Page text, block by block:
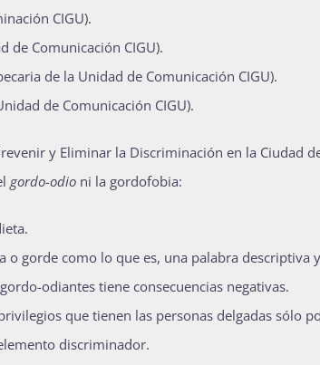
CIGU).
de Comunicación CIGU).
de la Unidad de Comunicación CIGU).
de Comunicación CIGU).
y Eliminar la Discriminación en la Ciudad
gordo-odio ni la gordofobia:
o gorde como lo que es, una palabra descriptiva
odiantes tiene consecuencias negativas.
que tienen las personas delgadas sólo
discriminador.